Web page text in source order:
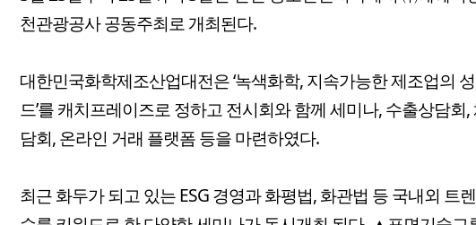
천관광공사 공동주최로 개최된다.
대한민국화학제조산업대전은 ‘녹색화학, 지속가능한 제조업의
드’를 캐치프레이즈로 정하고 전시회와 함께 세미나, 수출상담회,
담회, 온라인 거래 플랫폼 등을 마련하였다.
최근 화두가 되고 있는 ESG 경영과 화평법, 화관법 등 국내외 트